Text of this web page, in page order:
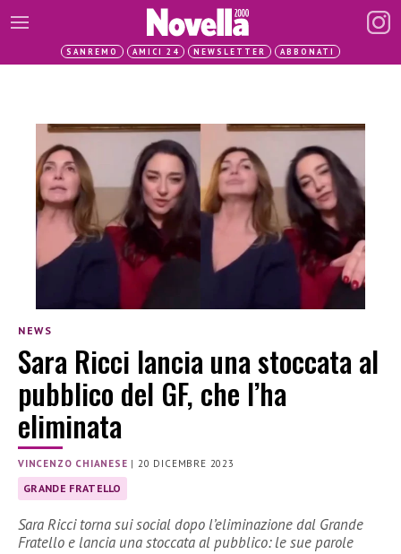
SANREMO AMICI 24 NEWSLETTER ABBONATI
NEWS
Sara Ricci lancia una stoccata al
pubblico del GF, che l’ha
eliminata
VINCENZO CHIANESE |20 DICEMBRE 2023
GRANDE FRATELLO
Sara Ricci torna sui social dopo l’eliminazione dal Grande
Fratello e lancia una stoccata al pubblico: le sue parole